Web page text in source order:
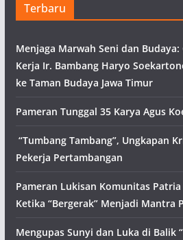
Terbaru
Menjaga Marwah Seni dan
Kerja Ir. Bambang Haryo
ke Taman Budaya Jawa Timur
Pameran Tunggal 35 Karya Agus
“Tumbang Tambang”, Ungkapan
Pekerja Pertambangan
Pameran Lukisan Komunitas
Ketika “Bergerak” Menjadi Mantra
Mengupas Sunyi dan Luka di Balik